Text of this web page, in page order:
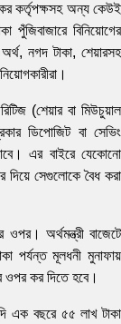
কর্তৃপক্ষসহ অন্য কেউই
বিনিয়োগের
নগদ টাকা, শেয়ারসহ
(শেয়ার বা মিউচুয়াল
ডিপোজিট বা সেভিং
এর বাইরে যেকোনো
দিয়ে সেগুলোকে বৈধ করা
ওপর। অর্থমন্ত্রী বাজেটে
পর্যন্ত মূলধনী মুনাফায়
ওপর কর দিতে হবে।
এক বছরে ৫৫ লাখ টাকা